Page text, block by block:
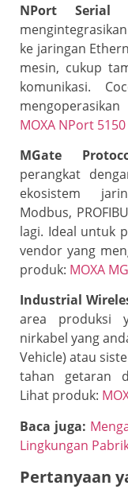
NPort Serial
ke jaringan
mesin, cukup
komunikasi.
MOXA NPort 5150
MGate
perangkat
ekosistem
Modbus,
lagi. Ideal untuk
vendor yang
produk: MOXA
Industrial
area produksi
nirkabel yang
Vehicle) atau
tahan getaran
Lihat produk:
Baca juga:
Lingkungan
Pertanyaan